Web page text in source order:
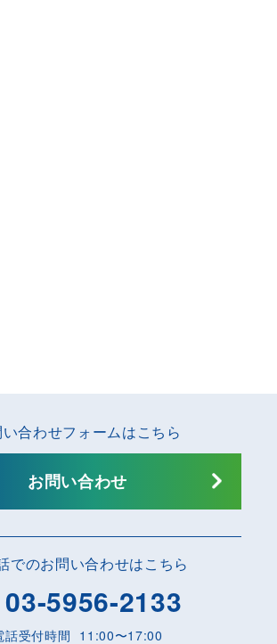
でのお問い合わせはこちら
03-5956-2133
話受付時間 11:00〜17:00
合わせフォームはこちら
お問い合わせ